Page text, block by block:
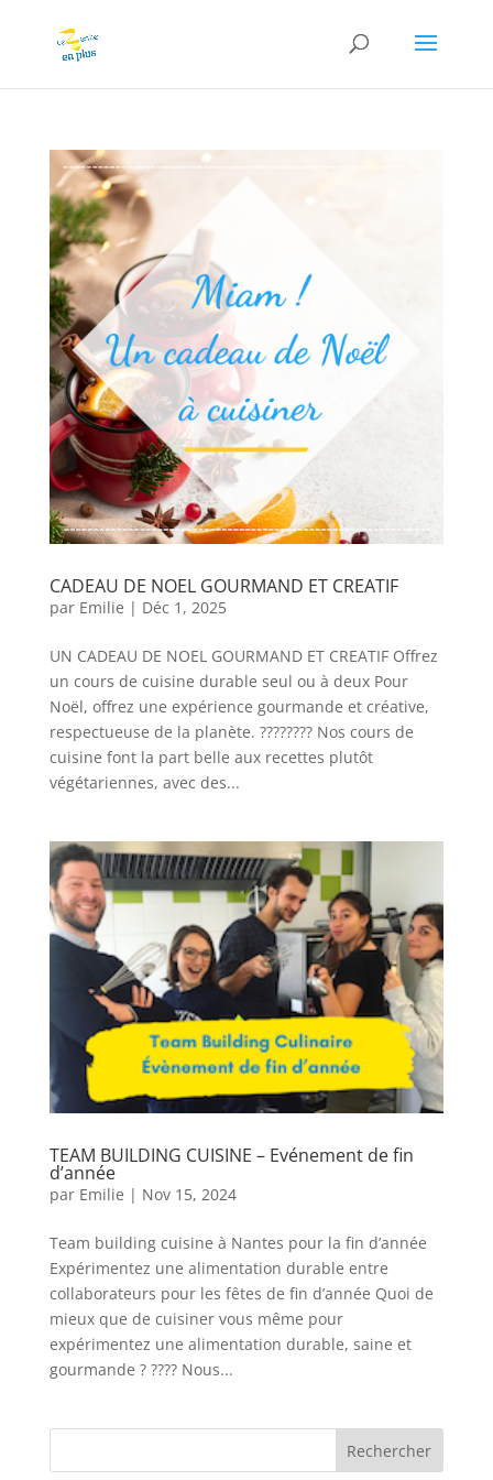
CADEAU DE NOEL GOURMAND ET CREATIF
par Emilie | Déc 1, 2025
UN CADEAU DE NOEL GOURMAND ET CREATIF Offrez
un cours de cuisine durable seul ou à deux Pour
Noël, offrez une expérience gourmande et créative,
respectueuse de la planète. ???????? Nos cours de
cuisine font la part belle aux recettes plutôt
végétariennes, avec des...
TEAM BUILDING CUISINE – Evénement de fin
d’année
par Emilie | Nov 15, 2024
Team building cuisine à Nantes pour la fin d’année
Expérimentez une alimentation durable entre
collaborateurs pour les fêtes de fin d’année Quoi de
mieux que de cuisiner vous même pour
expérimentez une alimentation durable, saine et
gourmande ? ???? Nous...